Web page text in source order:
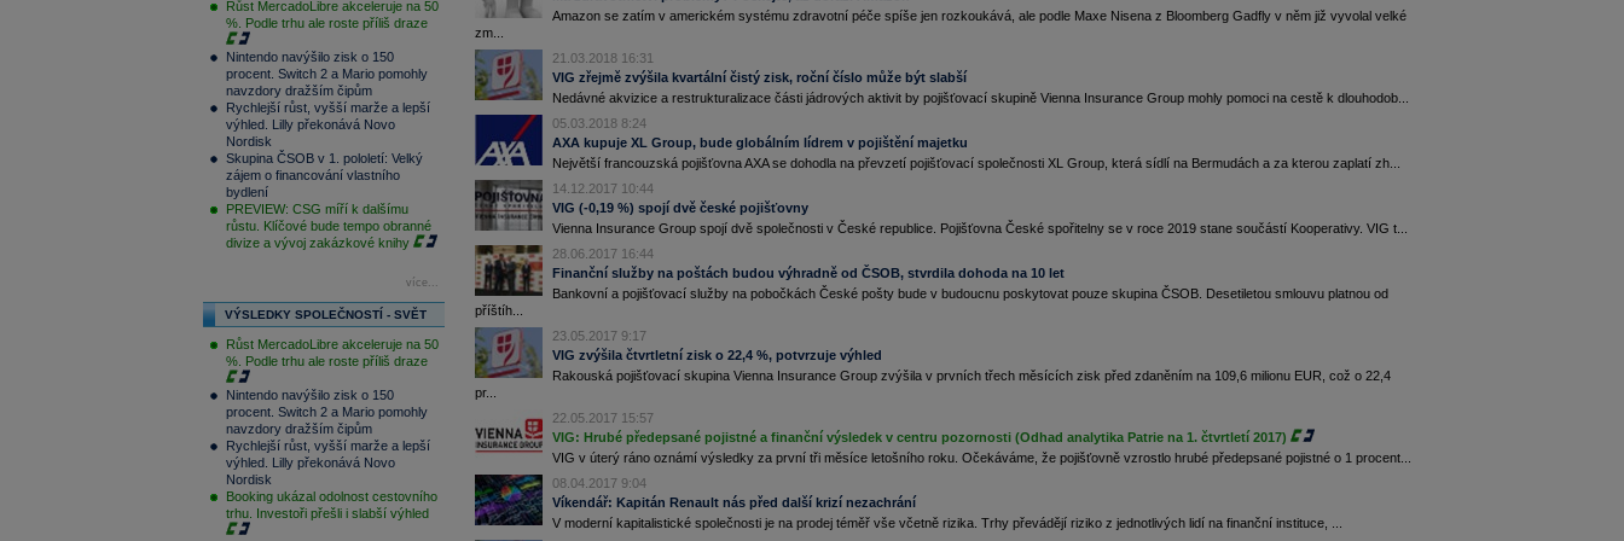
Růst MercadoLibre akceleruje na 50
%. Podle trhu ale roste příliš draze
Nintendo navýšilo zisk o 150
procent. Switch 2 a Mario pomohly
navzdory dražším čipům
Rychlejší růst, vyšší marže a lepší
výhled. Lilly překonává Novo
Nordisk
Skupina ČSOB v 1. pololetí: Velký
zájem o financování vlastního
bydlení
PREVIEW: CSG míří k dalšímu
růstu. Klíčové bude tempo obranné
divize a vývoj zakázkové knihy
více...
VÝSLEDKY SPOLEČNOSTÍ - SVĚT
Růst MercadoLibre akceleruje na 50
%. Podle trhu ale roste příliš draze
Nintendo navýšilo zisk o 150
procent. Switch 2 a Mario pomohly
navzdory dražším čipům
Rychlejší růst, vyšší marže a lepší
výhled. Lilly překonává Novo
Nordisk
Booking ukázal odolnost cestovního
trhu. Investoři přešli i slabší výhled
Amazon se zatím v americkém systému zdravotní péče spíše jen rozkoukává, ale podle Maxe Nisena z Bloomberg Gadfly v něm již vyvolal velké
zm...
21.03.2018 16:31
VIG zřejmě zvýšila kvartální čistý zisk, roční číslo může být slabší
Nedávné akvizice a restrukturalizace části jádrových aktivit by pojišťovací skupině Vienna Insurance Group mohly pomoci na cestě k dlouhodob...
05.03.2018 8:24
AXA kupuje XL Group, bude globálním lídrem v pojištění majetku
Největší francouzská pojišťovna AXA se dohodla na převzetí pojišťovací společnosti XL Group, která sídlí na Bermudách a za kterou zaplatí zh...
14.12.2017 10:44
VIG (-0,19 %) spojí dvě české pojišťovny
Vienna Insurance Group spojí dvě společnosti v České republice. Pojišťovna České spořitelny se v roce 2019 stane součástí Kooperativy. VIG t...
28.06.2017 16:44
Finanční služby na poštách budou výhradně od ČSOB, stvrdila dohoda na 10 let
Bankovní a pojišťovací služby na pobočkách České pošty bude v budoucnu poskytovat pouze skupina ČSOB. Desetiletou smlouvu platnou od
příštíh...
23.05.2017 9:17
VIG zvýšila čtvrtletní zisk o 22,4 %, potvrzuje výhled
Rakouská pojišťovací skupina Vienna Insurance Group zvýšila v prvních třech měsících zisk před zdaněním na 109,6 milionu EUR, což o 22,4
pr...
22.05.2017 15:57
VIG: Hrubé předepsané pojistné a finanční výsledek v centru pozornosti (Odhad analytika Patrie na 1. čtvrtletí 2017)
VIG v úterý ráno oznámí výsledky za první tři měsíce letošního roku. Očekáváme, že pojišťovně vzrostlo hrubé předepsané pojistné o 1 procent...
08.04.2017 9:04
Víkendář: Kapitán Renault nás před další krizí nezachrání
V moderní kapitalistické společnosti je na prodej téměř vše včetně rizika. Trhy převádějí riziko z jednotlivých lidí na finanční instituce, ...